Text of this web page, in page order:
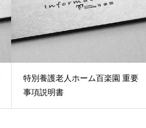
特別養護老人ホーム百楽園 重要
事項説明書